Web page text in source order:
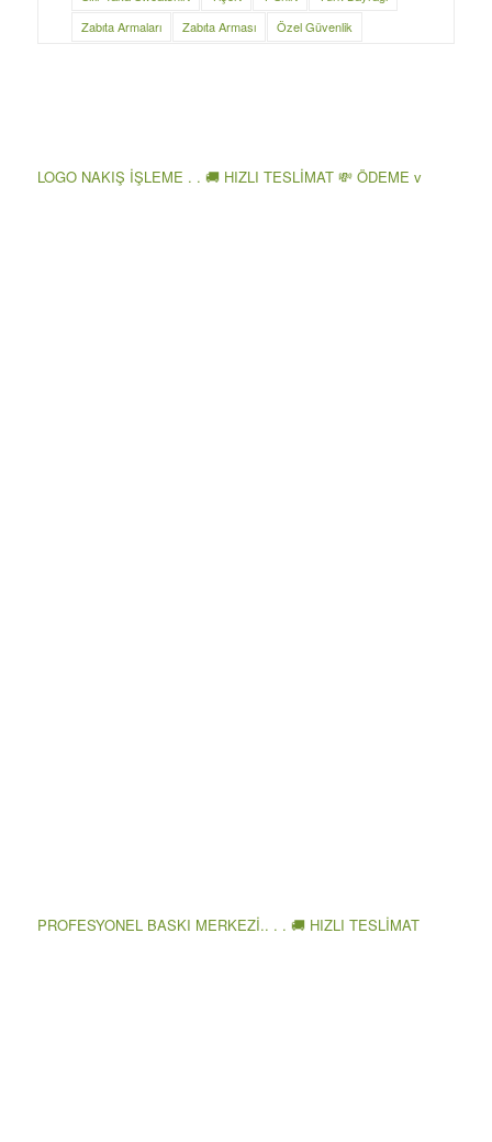
Zabıta Armaları
Zabıta Arması Özel Güvenlik
LOGO NAKIŞ İŞLEME . . 🚚 HIZLI TESLİMAT 💸 ÖDEME v
PROFESYONEL BASKI MERKEZİ.. . . 🚚 HIZLI TESLİMAT